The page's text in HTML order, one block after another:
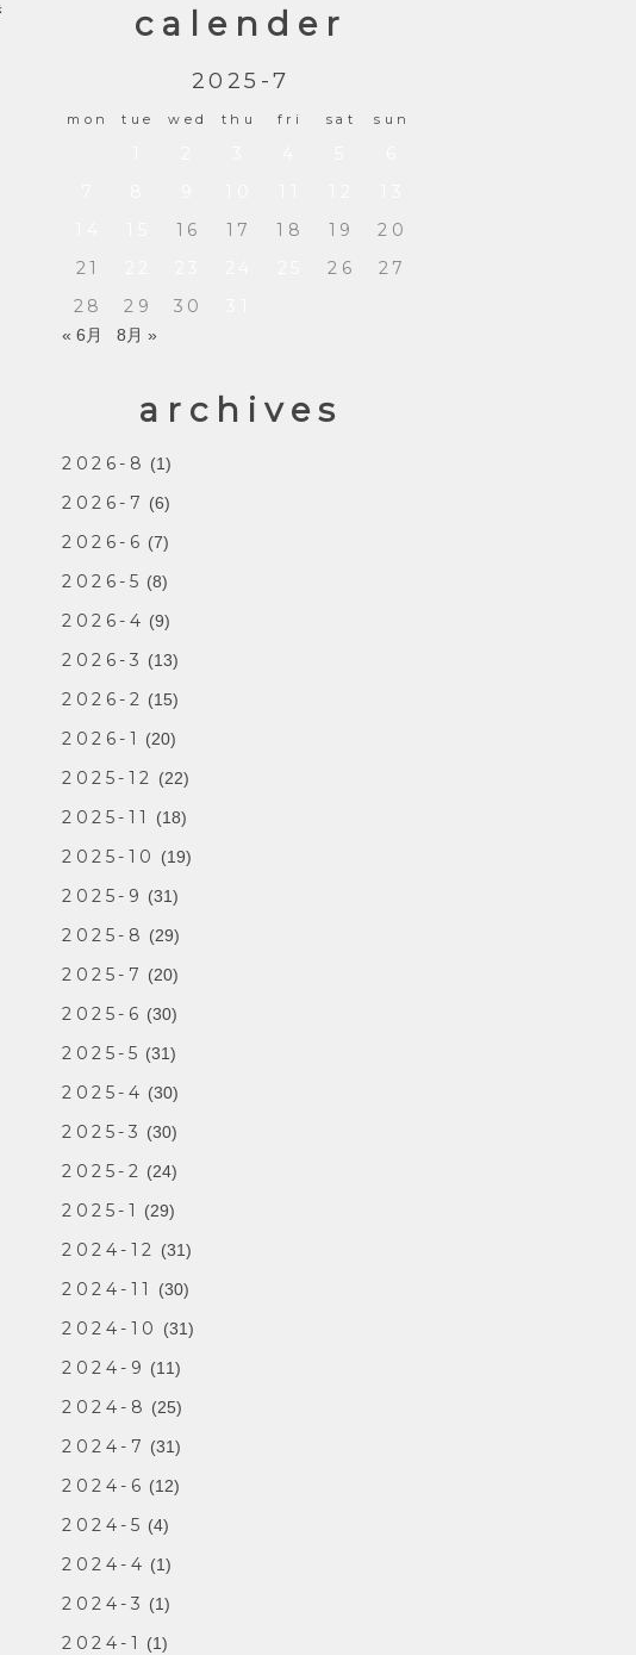
calender
2025-7
mon tue wed thu fri sat sun
16 17 18 19
20
21
26
27
28
29 30
« 6月 8月 »
archives
2026-8 (1)
2026-7 (6)
2026-6 (7)
2026-5 (8)
2026-4 (9)
2026-3 (13)
2026-2 (15)
2026-1 (20)
2025-12 (22)
2025-11 (18)
2025-10 (19)
2025-9 (31)
2025-8 (29)
2025-7 (20)
2025-6 (30)
2025-5 (31)
2025-4 (30)
2025-3 (30)
2025-2 (24)
2025-1 (29)
2024-12 (31)
2024-11 (30)
2024-10 (31)
2024-9 (11)
2024-8 (25)
2024-7 (31)
2024-6 (12)
2024-5 (4)
2024-4 (1)
2024-3 (1)
2024-1 (1)